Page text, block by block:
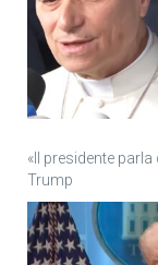
«Il presidente
Trump